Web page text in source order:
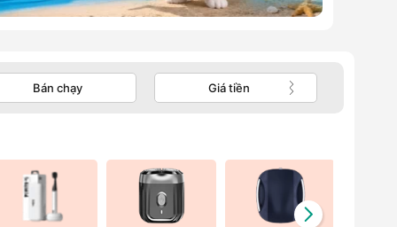
Bán chạy Giá tiền